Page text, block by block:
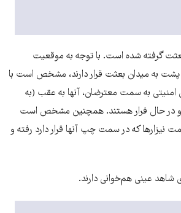
گرفته شده است. با توجه به موقعیت
به میدان بعثت قرار دارند، مشخص است با
امنیتی به سمت معترضان، آنها به عقب (به
در حال فرار هستند. همچنین مشخص است
نیزارها که در سمت چپ آنها قرار دارد رفته و
شاهد عینی هم‌خوانی دارند.